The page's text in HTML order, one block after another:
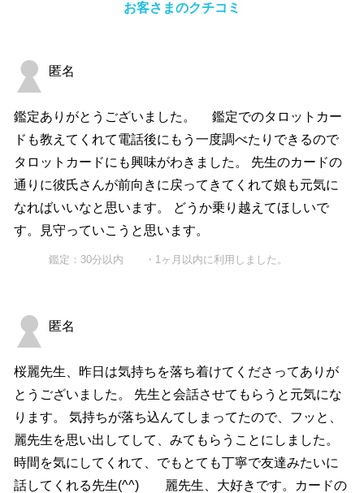
お客さまのクチコミ
匿名
鑑定ありがとうございました。 鑑定でのタロットカー
ドも教えてくれて電話後にもう一度調べたりできるので
タロットカードにも興味がわきました。 先生のカードの
通りに彼氏さんが前向きに戻ってきてくれて娘も元気に
なればいいなと思います。 どうか乗り越えてほしいで
す。見守っていこうと思います。
鑑定：30分以内 ・1ヶ月以内に利用しました。
匿名
桜麗先生、昨日は気持ちを落ち着けてくださってありが
とうございました。 先生と会話させてもらうと元気にな
ります。 気持ちが落ち込んてしまってたので、フッと、
麗先生を思い出してして、みてもらうことにしました。
時間を気にしてくれて、でもとても丁寧で友達みたいに
話してくれる先生(^^) 麗先生、大好きです。カードの